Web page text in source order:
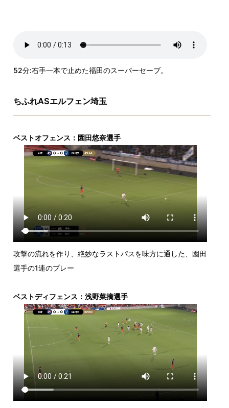
52分:右手一本で止めた福田のスーパーセーブ。
ちふれASエルフェン埼玉
ベストオフェンス：園田悠奈選手
攻撃の流れを作り、絶妙なラストパスを味方に通した、園田
選手の1連のプレー
ベストディフェンス：浅野菜摘選手